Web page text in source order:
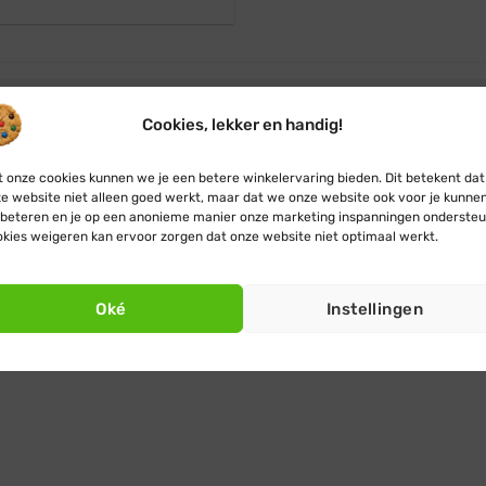
Cookies, lekker en handig!
onze cookies kunnen we je een betere winkelervaring bieden. Dit betekent dat
website niet alleen goed werkt, maar dat we onze website ook voor je
en je op een anonieme manier onze marketing inspanningen
weigeren kan ervoor zorgen dat onze website niet optimaal werkt.
Oké Instellingen
nodig?
vragen over een lichtgordijn met twinkle effect of kom
op, we helpen je graag met advies. Of klik verder naar het